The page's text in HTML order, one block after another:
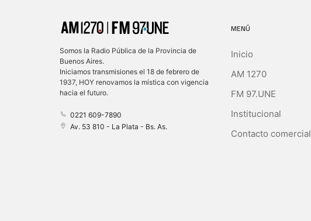
Somos la Radio Pública de la Provincia de
Buenos Aires.
Iniciamos transmisiones el 18 de febrero de
1937, HOY renovamos la mística con vigencia
hacia el futuro.
0221 609-7890
Av. 53 810 - La Plata - Bs. As.
MENÚ
Inicio
AM 1270
FM 97.UNE
Institucional
Contacto comercial